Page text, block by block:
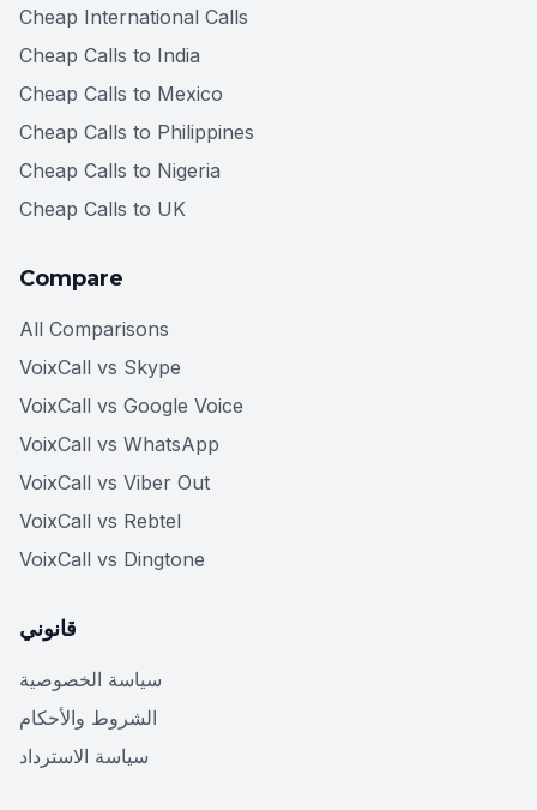
Cheap International Calls
Cheap Calls to India
Cheap Calls to Mexico
Cheap Calls to Philippines
Cheap Calls to Nigeria
Cheap Calls to UK
Compare
All Comparisons
VoixCall vs Skype
VoixCall vs Google Voice
VoixCall vs WhatsApp
VoixCall vs Viber Out
VoixCall vs Rebtel
VoixCall vs Dingtone
قانوني
سياسة الخصوصية
الشروط والأحكام
سياسة الاسترداد